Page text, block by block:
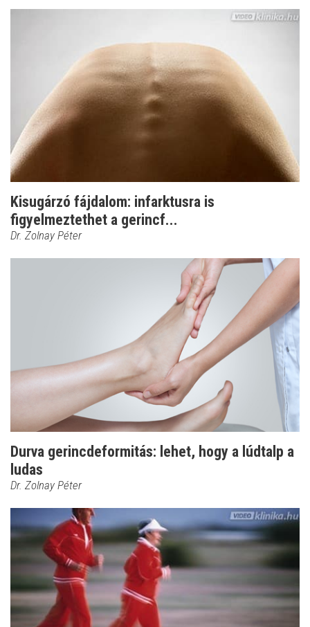
Kisugárzó fájdalom: infarktusra is
figyelmeztethet a gerincf...
Dr. Zolnay Péter
Durva gerincdeformitás: lehet, hogy a lúdtalp a
ludas
Dr. Zolnay Péter